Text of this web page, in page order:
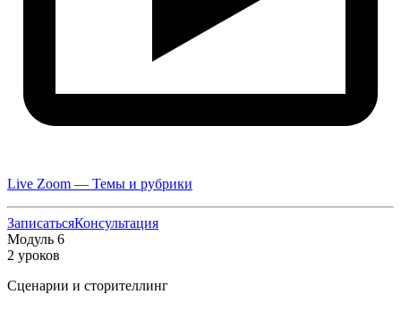
Live Zoom — Темы и рубрики
ЗаписатьсяКонсультация
Модуль 6
2 уроков
Сценарии и сторителлинг